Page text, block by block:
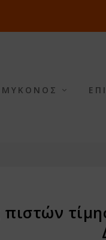
ΜΥΚΟΝΟΣ